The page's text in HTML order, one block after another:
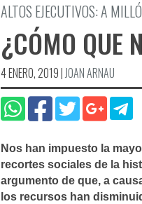
ALTOS EJECUTIVOS: A
¿CÓMO QUE
4 ENERO, 2019|JOAN ARNAU
Nos han impuesto la
recortes sociales de la
argumento de que, a
los recursos han